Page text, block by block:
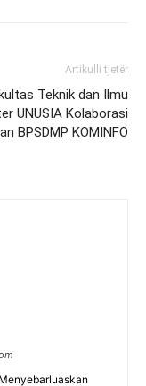
Artikulli tjetër
Teknik dan Ilmu
UNUSIA Kolaborasi
BPSDMP KOMINFO